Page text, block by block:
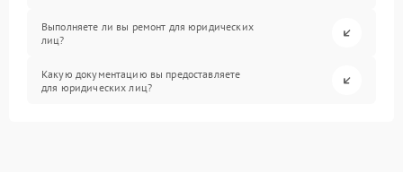
Выполняете ли вы ремонт для юридических
лиц?
Какую документацию вы предоставляете
для юридических лиц?